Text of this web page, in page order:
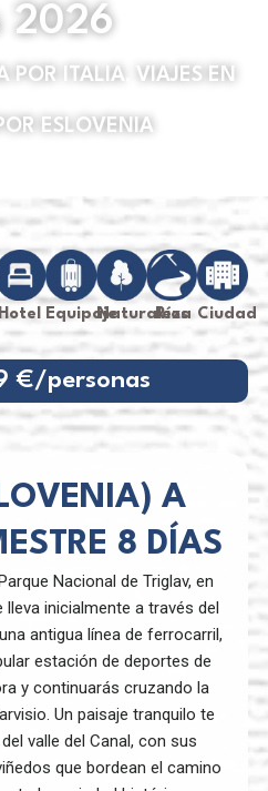
2026
POR ITALIA VIAJES EN
ESLOVENIA
EquipajeNaturaleza
Ríos Ciudad
€/personas
A
8 DÍAS
Nacional de Triglav, en
inicialmente a través del
antigua línea de ferrocarril,
estación de deportes de
y continuarás cruzando la
Un paisaje tranquilo te
valle del Canal, con sus
que bordean el camino